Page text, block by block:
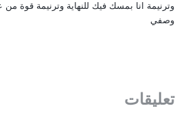
وترنيمة انا بمسك فيك للنهاية وترنيمة قوة
وصفي
تعليقات